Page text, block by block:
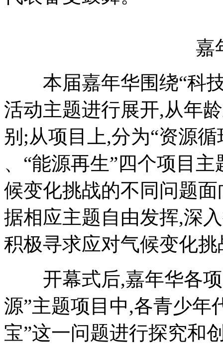
嘉年
本届嘉年华围绕“科技
活动主题进行展开,从年
别;从项目上,分为“资源循
、“能源再生”四个项目
候变化挑战的不同问题
据相应主题自由发挥,深
积极寻求应对气候变化
开幕式后,嘉年华各项
源”主题项目中,各青少年
宝”这一问题进行探究和